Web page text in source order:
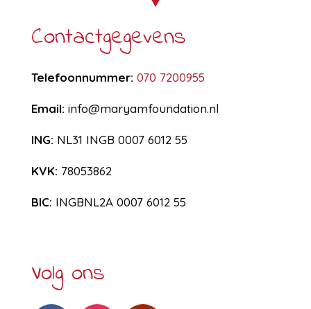
Contactgegevens
Telefoonnummer: 070 7200955
Email: info@maryamfoundation.nl
ING: NL31 INGB 0007 6012 55
KVK: 78053862
BIC: INGBNL2A 0007 6012 55
Volg ons